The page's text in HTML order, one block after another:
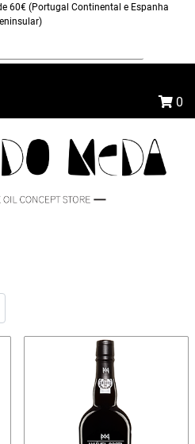
60€ (Portugal Continental e Espanha
0